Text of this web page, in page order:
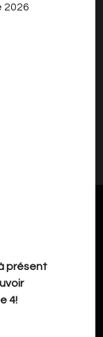
2026
présent
4!
rire"
de